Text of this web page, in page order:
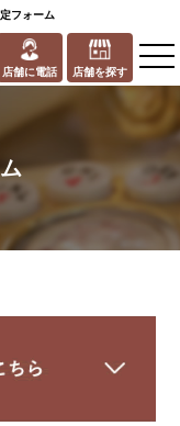
フォーム
店舗に電話 店舗を探す